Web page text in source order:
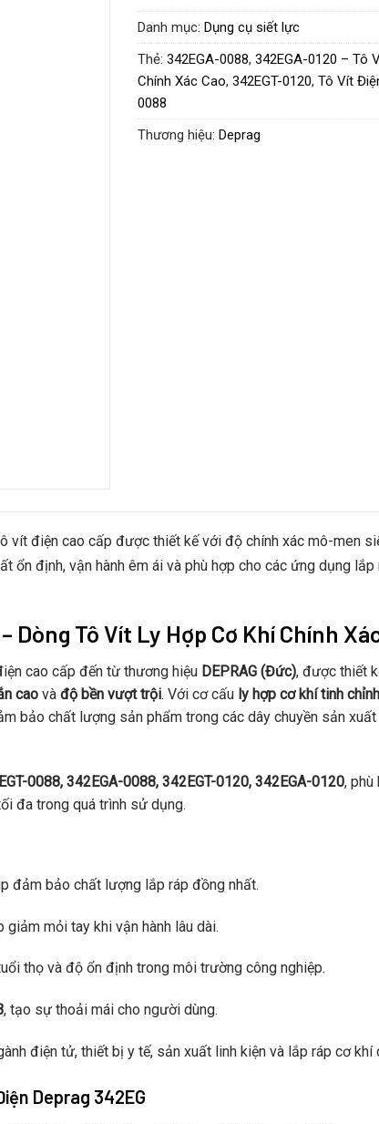
Đường kính vít:M6
Mô-men xoắn:3 – 4 Nm (26.5 – 35.4
8.8 – 12 Nm (77.9 –
Tốc độ không tải:
Chiều dài:
Danh mục: Dụng cụ siết lực
Thẻ: 342EGA-0088, 342EGA-0120 – Tô
Chính Xác Cao, 342EGT-0120, Tô Vít
0088
Thương hiệu: Deprag
vít điện cao cấp được thiết kế với độ chính xác mô-men
ổn định, vận hành êm ái và phù hợp cho các ứng dụng
Dòng Tô Vít Ly Hợp Cơ Khí Chính
cao cấp đến từ thương hiệu DEPRAG (Đức), được thiết
cao và độ bền vượt trội. Với cơ cấu ly hợp cơ khí tinh
bảo chất lượng sản phẩm trong các dây chuyền sản
0088, 342EGA-0088, 342EGT-0120, 342EGA-0120, phù
đa trong quá trình sử dụng.
đảm bảo chất lượng lắp ráp đồng nhất.
giảm mỏi tay khi vận hành lâu dài.
thọ và độ ổn định trong môi trường công nghiệp.
, tạo sự thoải mái cho người dùng.
điện tử, thiết bị y tế, sản xuất linh kiện và lắp ráp cơ khí
Deprag 342EG